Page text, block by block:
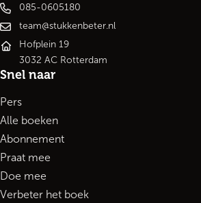
085-0605180
team@stukkenbeter.nl
Hofplein 19
3032 AC Rotterdam
Snel naar
Pers
Alle boeken
Abonnement
Praat mee
Doe mee
Verbeter het boek